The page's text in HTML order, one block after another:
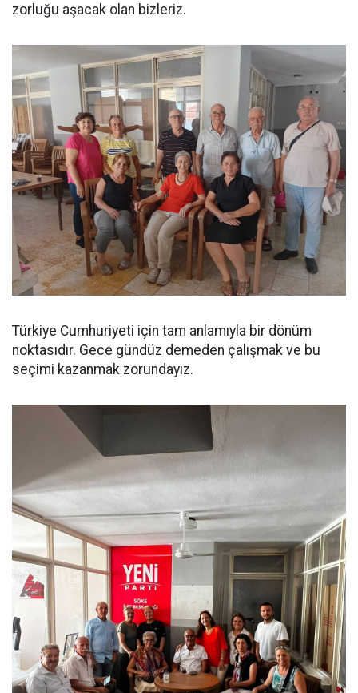
zorluğu aşacak olan bizleriz.
Türkiye Cumhuriyeti için tam anlamıyla bir dönüm
noktasıdır. Gece gündüz demeden çalışmak ve bu
seçimi kazanmak zorundayız.